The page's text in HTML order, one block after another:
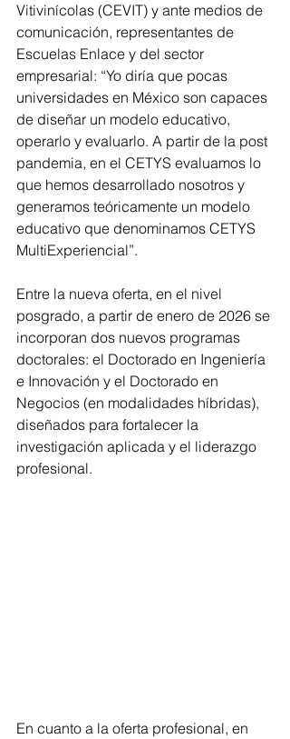
Vitivinícolas (CEVIT) y ante medios de
comunicación, representantes de
Escuelas Enlace y del sector
empresarial: “Yo diría que pocas
universidades en México son capaces
de diseñar un modelo educativo,
operarlo y evaluarlo. A partir de la post
pandemia, en el CETYS evaluamos lo
que hemos desarrollado nosotros y
generamos teóricamente un modelo
educativo que denominamos CETYS
MultiExperiencial”.
Entre la nueva oferta, en el nivel
posgrado, a partir de enero de 2026 se
incorporan dos nuevos programas
doctorales: el Doctorado en Ingeniería
e Innovación y el Doctorado en
Negocios (en modalidades híbridas),
diseñados para fortalecer la
investigación aplicada y el liderazgo
profesional.
En cuanto a la oferta profesional, en